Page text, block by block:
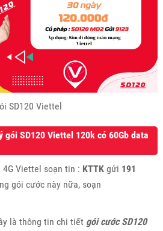
SD120 Viettel
gói SD120 Viettel 120k có 60Gb data
Viettel soạn tin : KTTKgửi 191
gói cước này nữa, soạn
là thông tin chi tiết gói cước SD120